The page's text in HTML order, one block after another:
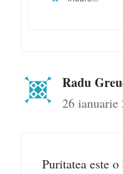
Radu
26 ianuarie
Puritatea este